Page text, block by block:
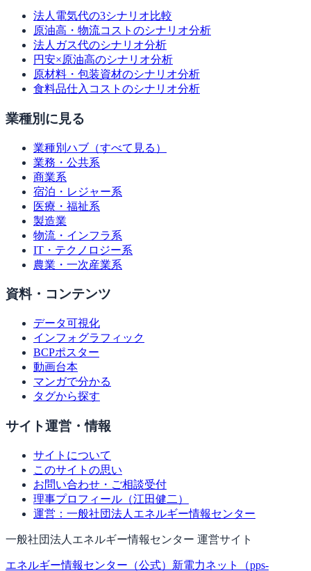
法人電気代の3シナリオ比較
原油高・物流コストのシナリオ分析
法人ガス代のシナリオ分析
円安×原油高のシナリオ分析
原材料・包装資材のシナリオ分析
食料品仕入コストのシナリオ分析
業種別に見る
業種別ハブ（すべて見る）
業務・公共系
商業系
宿泊・レジャー系
医療・福祉系
製造業
物流・インフラ系
IT・テクノロジー系
農業・一次産業系
資料・コンテンツ
データ可視化
インフォグラフィック
BCPポスター
動画台本
マンガで分かる
タグから探す
サイト運営・情報
サイトについて
このサイトの思い
お問い合わせ・ご相談受付
理事プロフィール（江田健二）
運営：一般社団法人エネルギー情報センター
一般社団法人エネルギー情報センター 運営サイト
エネルギー情報センター（公式） 新電力ネット（pps-